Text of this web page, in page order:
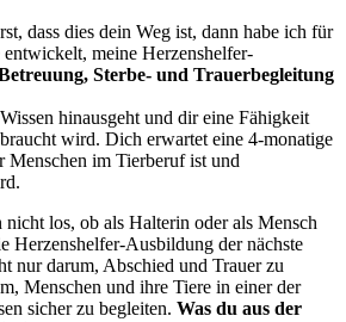
dass dies dein Weg ist, dann habe ich für
entwickelt, meine Herzenshelfer-
Sterbe- und Trauerbegleitung
hinausgeht und dir eine Fähigkeit
wird. Dich erwartet eine 4-monatige
Menschen im Tierberuf ist und
nicht los, ob als Halterin oder als Mensch
Herzenshelfer-Ausbildung der nächste
nur darum, Abschied und Trauer zu
Menschen und ihre Tiere in einer der
sicher zu begleiten. Was du aus der